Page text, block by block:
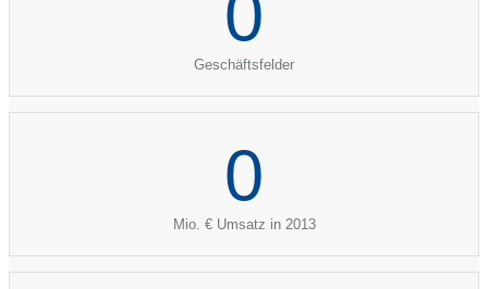
Geschäftsfelder
0
Mio. € Umsatz in 2013